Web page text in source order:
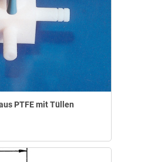
PTFE mit Tüllen